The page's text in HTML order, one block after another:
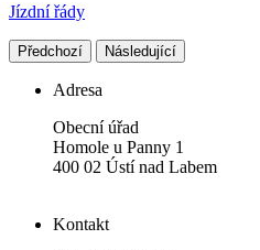
Jízdní řády
Předchozí Následující
Adresa
Obecní úřad
Homole u Panny 1
400 02 Ústí nad Labem
Kontakt